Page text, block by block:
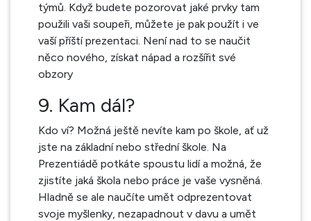
týmů. Když budete pozorovat jaké prvky tam
použili vaši soupeři, můžete je pak použít i ve
vaší příští prezentaci. Není nad to se naučit
něco nového, získat nápad a rozšířit své
obzory
9. Kam dál?
Kdo ví? Možná ještě nevíte kam po škole, ať už
jste na základní nebo střední škole. Na
Prezentiádě potkáte spoustu lidí a možná, že
zjistíte jaká škola nebo práce je vaše vysněná.
Hladně se ale naučíte umět odprezentovat
svoje myšlenky, nezapadnout v davu a umět